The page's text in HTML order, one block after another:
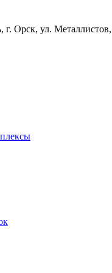
г. Орск, ул. Металлистов,